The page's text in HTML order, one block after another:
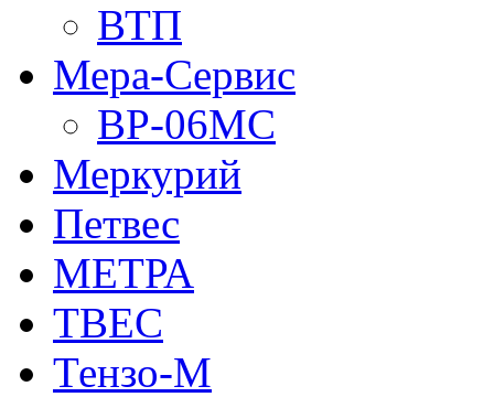
ВТП
Мера-Сервис
ВР-06МС
Меркурий
Петвес
МЕТРА
ТВЕС
Тензо-М